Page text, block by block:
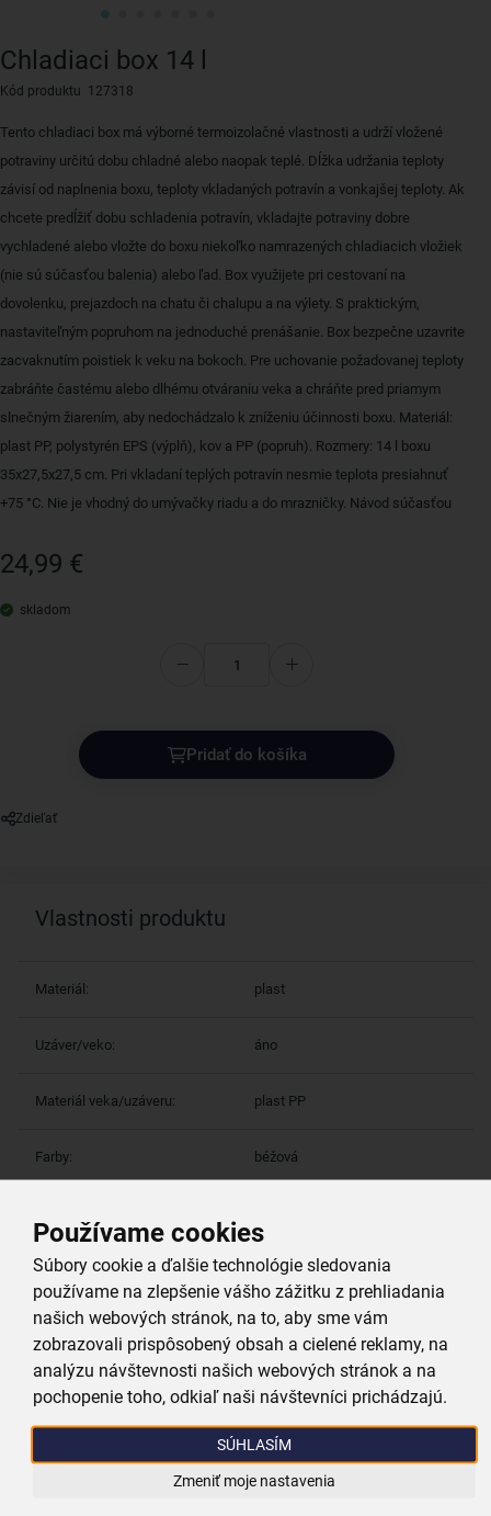
Používame cookies
Súbory cookie a ďalšie technológie sledovania
používame na zlepšenie vášho zážitku z prehliadania
našich webových stránok, na to, aby sme vám
zobrazovali prispôsobený obsah a cielené reklamy, na
analýzu návštevnosti našich webových stránok a na
pochopenie toho, odkiaľ naši návštevníci prichádzajú.
SÚHLASÍM
Zmeniť moje nastavenia
Chladiaci box 14 l
Kód produktu 127318
Tento chladiaci box má výborné termoizolačné vlastnosti a udrží vložené
potraviny určitú dobu chladné alebo naopak teplé. Dĺžka udržania teploty
závisí od naplnenia boxu, teploty vkladaných potravín a vonkajšej teploty. Ak
chcete predĺžiť dobu schladenia potravín, vkladajte potraviny dobre
vychladené alebo vložte do boxu niekoľko namrazených chladiacich vložiek
(nie sú súčasťou balenia) alebo ľad. Box využijete pri cestovaní na
dovolenku, prejazdoch na chatu či chalupu a na výlety. S praktickým,
nastaviteľným popruhom na jednoduché prenášanie. Box bezpečne uzavrite
zacvaknutím poistiek k veku na bokoch. Pre uchovanie požadovanej teploty
zabráňte častému alebo dlhému otváraniu veka a chráňte pred priamym
slnečným žiarením, aby nedochádzalo k zníženiu účinnosti boxu. Materiál:
plast PP, polystyrén EPS (výplň), kov a PP (popruh). Rozmery: 14 l boxu
35x27,5x27,5 cm. Pri vkladaní teplých potravín nesmie teplota presiahnuť
+75 °C. Nie je vhodný do umývačky riadu a do mrazničky. Návod súčasťou
24,99 €
skladom
Pridať do košíka
Zdieľať
Vlastnosti produktu
Materiál: plast
Uzáver/veko: áno
Materiál veka/uzáveru: plast PP
Farby: béžová
Prečo si vybrať práve nás
Doprava zadarmo
Tovar bleskovo odosielame